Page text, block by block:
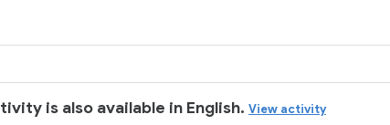
is also available in English. View activity